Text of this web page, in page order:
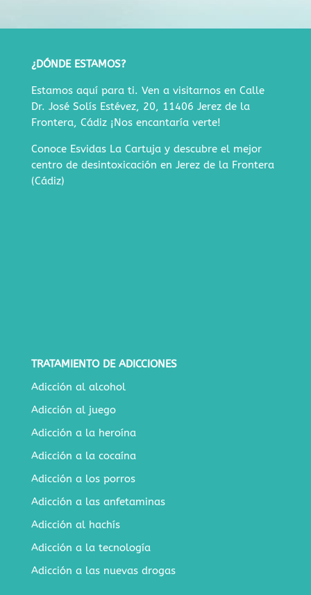
¿DÓNDE ESTAMOS?
Estamos aquí para ti. Ven a visitarnos en Calle
Dr. José Solís Estévez, 20, 11406 Jerez de la
Frontera, Cádiz¡Nos encantaría verte!
Conoce Esvidas La Cartuja y descubre el mejor
centro de desintoxicación en Jerez de la Frontera
(Cádiz)
TRATAMIENTO DE ADICCIONES
Adicción al alcohol
Adicción al juego
Adicción a la heroína
Adicción a la cocaína
Adicción a los porros
Adicción a las anfetaminas
Adicción al hachís
Adicción a la tecnología
Adicción a las nuevas drogas